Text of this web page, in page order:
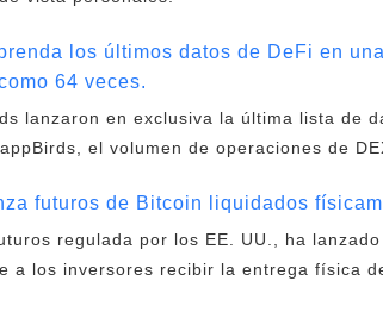
los últimos datos de DeFi en
64 veces.
lanzaron en exclusiva la última lista de
el volumen de operaciones de
futuros de Bitcoin liquidados
regulada por los EE. UU., ha
a los inversores recibir la entrega física